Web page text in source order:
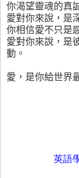
你渴望靈魂的真
愛對你來說，是
你相信愛不只是
愛對你來說，是
動。
愛，是你給世界
英語